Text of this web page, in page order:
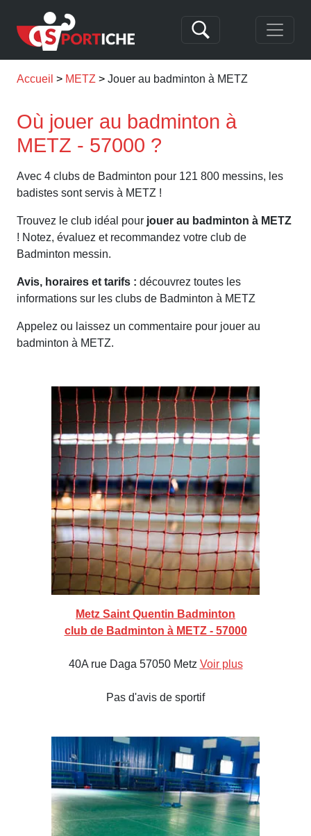
Accueil METZ Jouer au badminton à METZ
Où jouer au badminton à
METZ - 57000 ?
Avec 4 clubs de Badminton pour 121 800 messins, les
badistes sont servis à METZ !
Trouvez le club idéal pour jouer au badminton à METZ
! Notez, évaluez et recommandez votre club de
Badminton messin.
Avis, horaires et tarifs : découvrez toutes les
informations sur les clubs de Badminton à METZ
Appelez ou laissez un commentaire pour jouer au
badminton à METZ.
Metz Saint Quentin Badminton
club de Badminton à METZ - 57000
40A rue Daga 57050 Metz Voir plus
Pas d'avis de sportif